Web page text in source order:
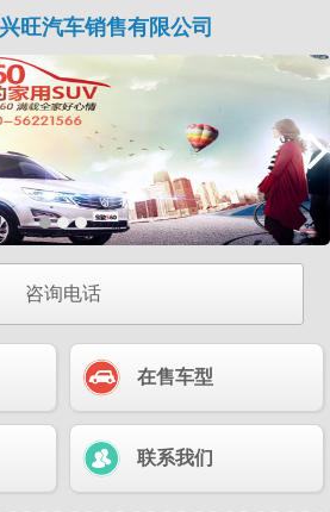
旺汽车销售有限公司
咨询电话
在售车型
联系我们